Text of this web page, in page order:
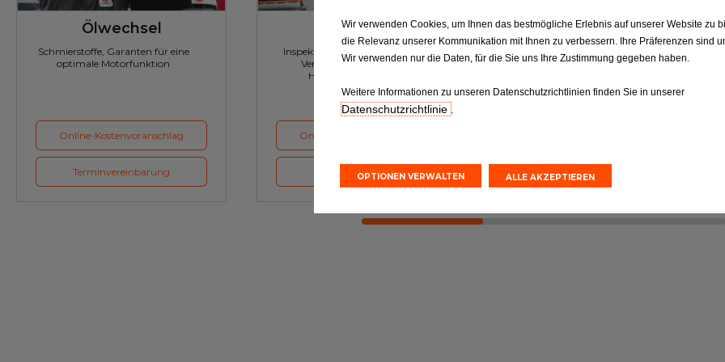
Ölwechsel
Schmierstoffe, Garanten für eine
optimale Motorfunktion
Online-Kostenvoranschlag
Terminvereinbarung
Inspektion
Inspektion und Austausch von
Verschleißteilen gemäß
Herstellervorgaben.
Online-Kostenvoranschlag
Terminvereinbarung
Reifen
Reifen: Die entscheidende
Verbindung, die nicht
Terminvereinbarung
Wir verwenden Cookies, um Ihnen das bestmögliche Erlebnis auf unserer Website zu
die Relevanz unserer Kommunikation mit Ihnen zu verbessern. Ihre Präferenzen sind
Wir verwenden nur die Daten, für die Sie uns Ihre Zustimmung gegeben haben.
Weitere Informationen zu unseren Datenschutzrichtlinien finden Sie in unserer
Datenschutzrichtlinie .
OPTIONEN VERWALTEN ALLE AKZEPTIEREN